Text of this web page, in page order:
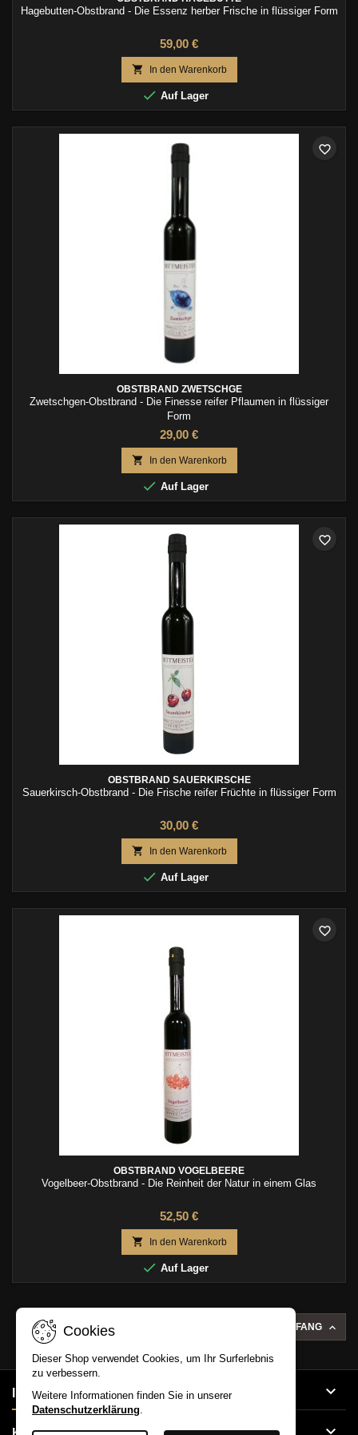
Hagebutten-Obstbrand - Die Essenz herber Frische in flüssiger Form
59,00 €
 In den Warenkorb
 Auf Lager
OBSTBRAND ZWETSCHGE
Zwetschgen-Obstbrand - Die Finesse reifer Pflaumen in flüssiger
Form
29,00 €
 In den Warenkorb
 Auf Lager
favorite_border
OBSTBRAND SAUERKIRSCHE
Sauerkirsch-Obstbrand - Die Frische reifer Früchte in flüssiger Form
30,00 €
 In den Warenkorb
 Auf Lager
favorite_border
OBSTBRAND VOGELBEERE
Vogelbeer-Obstbrand - Die Reinheit der Natur in einem Glas
52,50 €
 In den Warenkorb
 Auf Lager
favorite_border
ZUM SEITENANFANG 
IHR KONTO 
Cookies
Dieser Shop verwendet Cookies, um Ihr Surferlebnis
zu verbessern.
Weitere Informationen finden Sie in unserer
Datenschutzerklärung.